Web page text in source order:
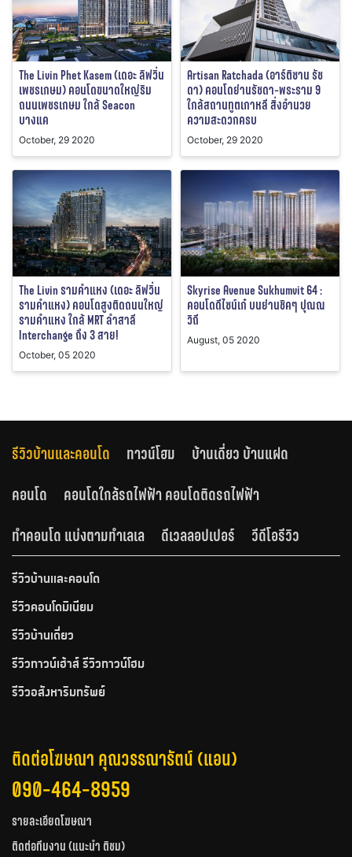
The Livin Phet Kasem (เดอะ ลิฟวิ่น
เพชรเกษม) คอนโดขนาดใหญ่ริม
ถนนเพชรเกษม ใกล้ Seacon
บางแค
October, 29 2020
Artisan Ratchada (อาร์ติซาน รัช
ดา) คอนโดย่านรัชดา-พระราม 9
ใกล้สถานทูตเกาหลี สิ่งอำนวย
ความสะดวกครบ
October, 29 2020
The Livin รามคำแหง (เดอะ ลิฟวิ่น
รามคำแหง) คอนโดสูงติดถนนใหญ่
รามคำแหง ใกล้ MRT ลำสาลี
Interchange ถึง 3 สาย!
October, 05 2020
Skyrise Avenue Sukhumvit 64 :
คอนโดดีไซน์เก๋ บนย่านชิคๆ ปุณณ
วิถี
August, 05 2020
รีวิวบ้านและคอนโด ทาวน์โฮม
บ้านเดี่ยว บ้านแฝด
คอนโด
คอนโดใกล้รถไฟฟ้า คอนโดติดรถไฟฟ้า
ทำคอนโด แบ่งตามทำเลเล
ดีเวลลอปเปอร์ วีดีโอรีวิว
รีวิวบ้านและคอนโด
รีวิวคอนโดมิเนียม
รีวิวบ้านเดี่ยว
รีวิวทาวน์เฮ้าส์ รีวิวทาวน์โฮม
รีวิวอสังหาริมทรัพย์
ติดต่อโฆษณา คุณวรรณารัตน์ (แอน)
090-464-8959
รายละเอียดโฆษณา
ติดต่อทีมงาน (แนะนำ ติชม)